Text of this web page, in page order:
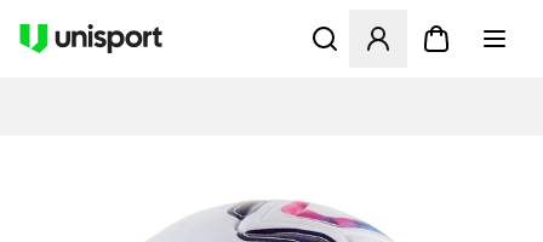
Åbner en Modal til at